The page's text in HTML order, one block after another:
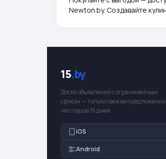
Newton.by. Создавайте
15.by
Доска объявлений с ограниченным
сроком — только свежие предложения,
не старше 15 дней.
iOS
Android